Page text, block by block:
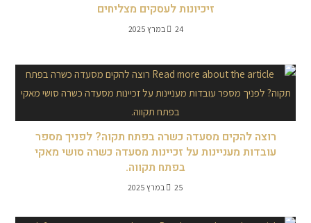
זיכיונות לעסקים מצליחים
24 במרץ 2025
רוצה להקים מסעדה כשרה בפתח תקוה? לפניך מספר
עובדות מעניינות על זכיינות מסעדה כשרה סושי מאקי
בפתח תקווה.
25 במרץ 2025